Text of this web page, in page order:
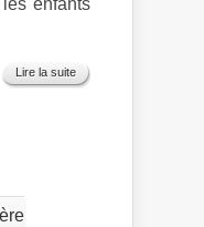
enfants
Lire la suite